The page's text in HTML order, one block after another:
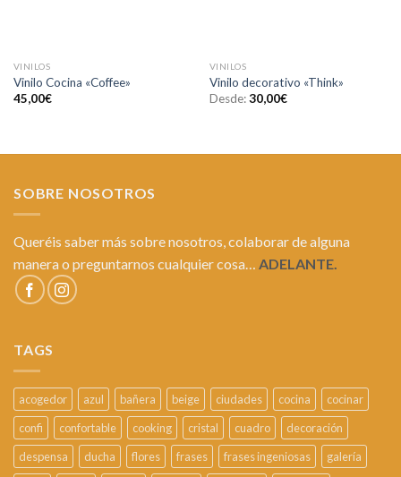
VINILOS
Vinilo Cocina «Coffee»
45,00€
VINILOS
Vinilo decorativo «Think»
Desde:30,00€
SOBRE NOSOTROS
Queréis saber más sobre nosotros, colaborar de alguna
manera o preguntarnos cualquier cosa… ADELANTE.
TAGS
acogedor azul bañera beige ciudades cocina
cocinar
confi
confortable cooking cristal cuadro
decoración
despensa
ducha flores frases frases ingeniosas
galería